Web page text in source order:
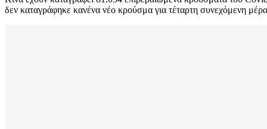
δεν καταγράφηκε κανένα νέο κρούσμα για τέταρτη συνεχόμενη